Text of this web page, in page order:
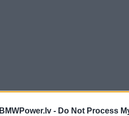
BMWPower.lv - Do Not Process